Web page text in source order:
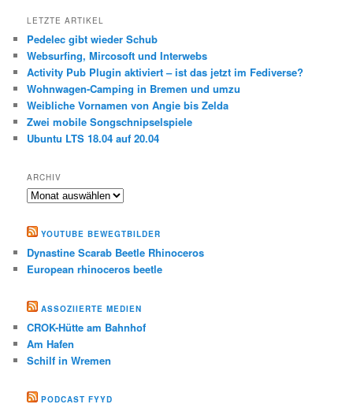
LETZTE ARTIKEL
Pedelec gibt wieder Schub
Websurfing, Mircosoft und Interwebs
Activity Pub Plugin aktiviert – ist das jetzt im Fediverse?
Wohnwagen-Camping in Bremen und umzu
Weibliche Vornamen von Angie bis Zelda
Zwei mobile Songschnipselspiele
Ubuntu LTS 18.04 auf 20.04
ARCHIV
Archiv
YOUTUBE BEWEGTBILDER
Dynastine Scarab Beetle Rhinoceros
European rhinoceros beetle
ASSOZIIERTE MEDIEN
CROK-Hütte am Bahnhof
Am Hafen
Schilf in Wremen
PODCAST FYYD